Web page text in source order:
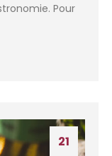
Pour
21